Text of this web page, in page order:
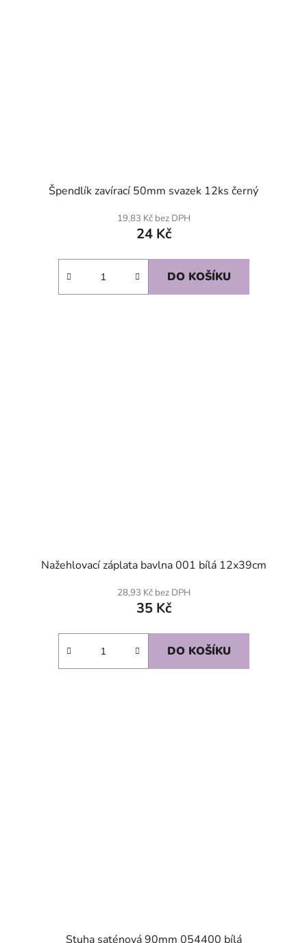
Špendlík zavírací 50mm svazek 12ks černý
19,83 Kč bez DPH
24 Kč
DO KOŠÍKU
Nažehlovací záplata bavlna 001 bílá 12x39cm
28,93 Kč bez DPH
35 Kč
DO KOŠÍKU
Stuha saténová 90mm 054400 bílá